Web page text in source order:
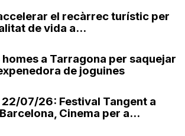
el recàrrec turístic per
de vida a...
a Tarragona per saquejar
de joguines
22/07/26: Festival Tangent a
Cinema per a...